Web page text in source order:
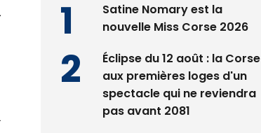
Satine Nomary est la
nouvelle Miss Corse 2026
Éclipse du 12 août : la Corse
aux premières loges d'un
spectacle qui ne reviendra
pas avant 2081